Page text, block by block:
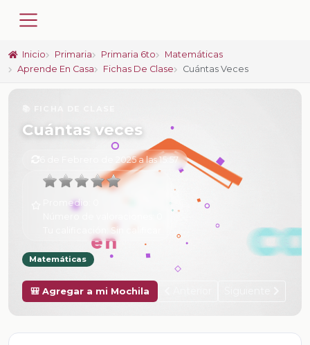
Inicio Primaria Primaria 6to
Matemáticas
Aprende En Casa
Fichas De Clase Cuántas Veces
Cuántas veces
6 de Febrero de 2025 a las 15:57
Promedio:
Sin calificar
Matemáticas
🎒 Agregar a mi Mochila